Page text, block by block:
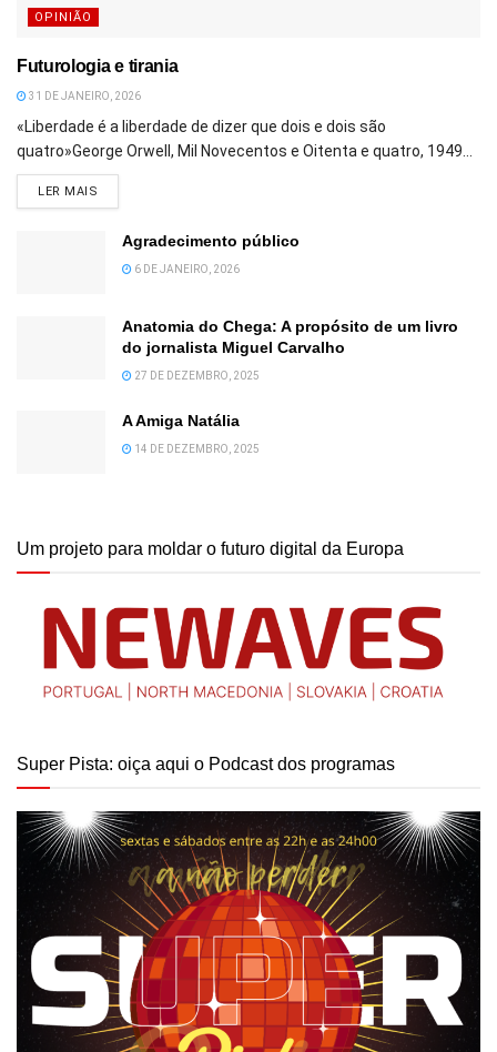
OPINIÃO
Futurologia e tirania
31 DE JANEIRO, 2026
«Liberdade é a liberdade de dizer que dois e dois são
quatro»George Orwell, Mil Novecentos e Oitenta e quatro, 1949...
LER MAIS
Agradecimento público
6 DE JANEIRO, 2026
Anatomia do Chega: A propósito de um livro
do jornalista Miguel Carvalho
27 DE DEZEMBRO, 2025
A Amiga Natália
14 DE DEZEMBRO, 2025
Um projeto para moldar o futuro digital da Europa
Super Pista: oiça aqui o Podcast dos programas